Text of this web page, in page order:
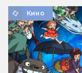
Кино